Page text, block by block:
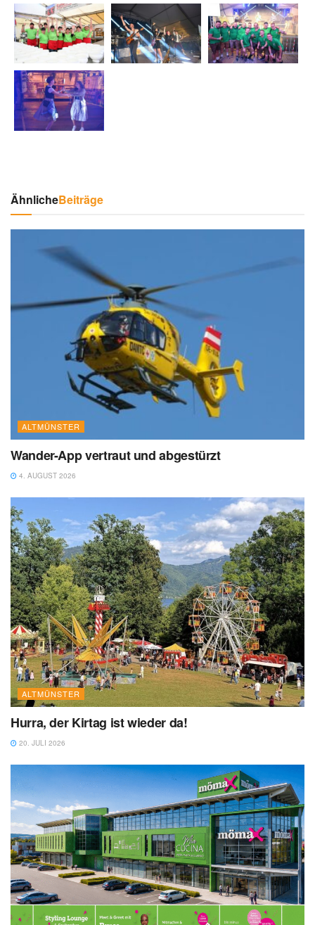
ÄhnlicheBeiträge
ALTMÜNSTER
Wander-App vertraut und abgestürzt
4. AUGUST 2026
ALTMÜNSTER
Hurra, der Kirtag ist wieder da!
20. JULI 2026